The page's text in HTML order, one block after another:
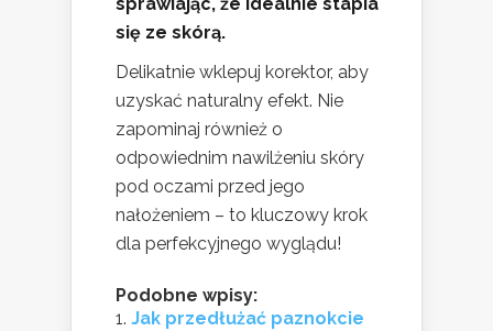
się ze skórą.
Delikatnie wklepuj korektor, aby
uzyskać naturalny efekt. Nie
zapominaj również o
odpowiednim nawilżeniu skóry
pod oczami przed jego
nałożeniem – to kluczowy krok
dla perfekcyjnego wyglądu!
Podobne wpisy:
Jak przedłużać paznokcie